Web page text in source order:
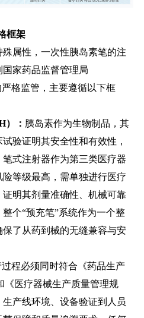
框架
殊属性，一次性胰岛素笔的注
家药品监督管理局
严格监管，主要遵循以下框
）： 胰岛素作为生物制品，其
验证明其安全性和有效性，
式注射器作为第三类医疗器
等级最高，需单独进行医疗
明其剂量准确性、机械可靠
个“预充笔”系统作为一个整
了从药到械的无缝兼容与安
程必须同时符合《药品生产
《医疗器械生产质量管理规
产线环境、设备验证到人员